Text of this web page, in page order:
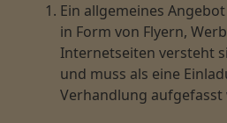
Ein allgemeines
in Form von Flyern,
Internetseiten versteht
und muss als eine
Verhandlung aufgefasst